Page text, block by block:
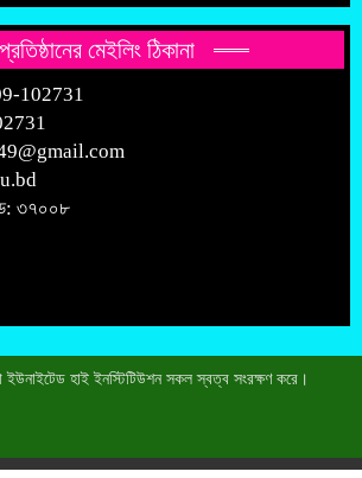
প্রতিষ্ঠানের মেইলিং ঠিকানা
102731
৩৭০০৮
ইউনাইটেড হাই ইনস্টিটিউশন সকল স্বত্ব সংরক্ষণ করে।